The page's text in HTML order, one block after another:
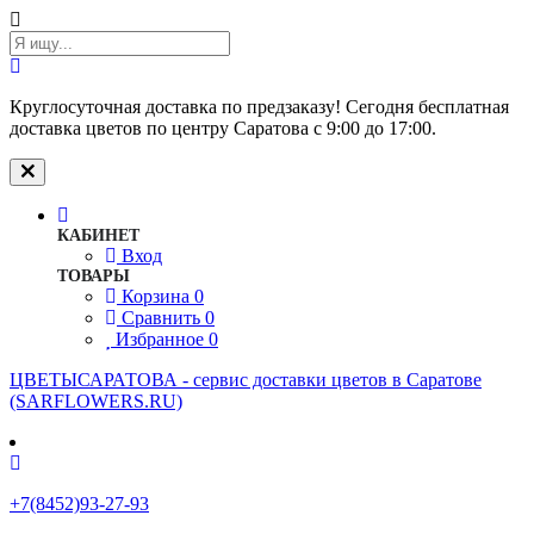
Круглосуточная доставка по предзаказу! Сегодня бесплатная
доставка цветов по центру Саратова с 9:00 до 17:00.
КАБИНЕТ
Вход
ТОВАРЫ
Корзина 0
Сравнить 0
Избранное 0
ЦВЕТЫСАРАТОВА - cервис доставки цветов в Саратове
(SARFLOWERS.RU)
+7(8452)93-27-93